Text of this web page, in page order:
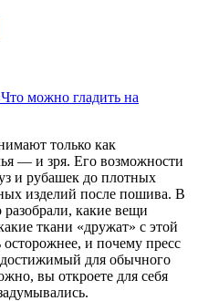
только как
— и зря. Его возможности
и рубашек до плотных
изделий после пошива. В
какие вещи
ткани «дружат» с этой
и почему пресс
для обычного
вы откроете для себя